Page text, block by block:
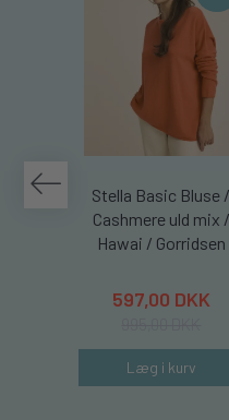
Stella Basic Bluse /
Cashmere uld mix /
Hawai / Gorridsen
597,00 DKK
Læg i kurv